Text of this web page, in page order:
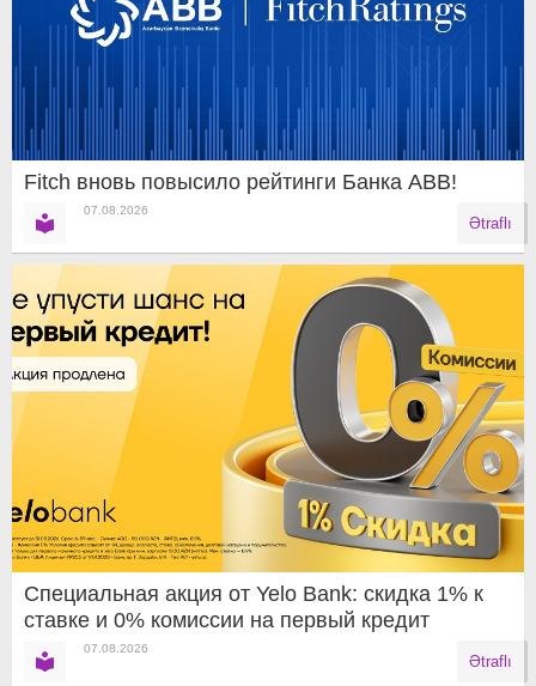
Fitch вновь повысило рейтинги Банка ABB!
07.08.2026
Ətraflı
Специальная акция от Yelo Bank: скидка 1% к
ставке и 0% комиссии на первый кредит
07.08.2026
Ətraflı